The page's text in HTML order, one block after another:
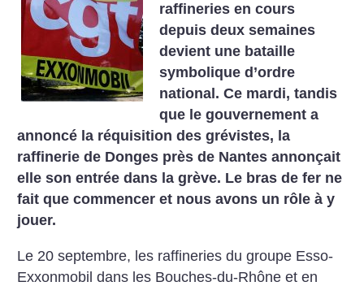
raffineries en cours
depuis deux semaines
devient une bataille
symbolique d’ordre
national. Ce mardi, tandis
que le gouvernement a
annoncé la réquisition des grévistes, la
raffinerie de Donges près de Nantes annonçait
elle son entrée dans la grève. Le bras de fer ne
fait que commencer et nous avons un rôle à y
jouer.
Le 20 septembre, les raffineries du groupe Esso-
Exxonmobil dans les Bouches-du-Rhône et en